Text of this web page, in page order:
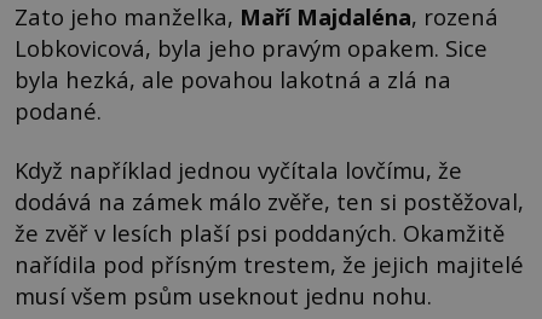
Zato jeho manželka, Maří Majdaléna, rozená
Lobkovicová, byla jeho pravým opakem. Sice
byla hezká, ale povahou lakotná a zlá na
podané.
Když například jednou vyčítala lovčímu, že
dodává na zámek málo zvěře, ten si postěžoval,
že zvěř v lesích plaší psi poddaných. Okamžitě
nařídila pod přísným trestem, že jejich majitelé
musí všem psům useknout jednu nohu.